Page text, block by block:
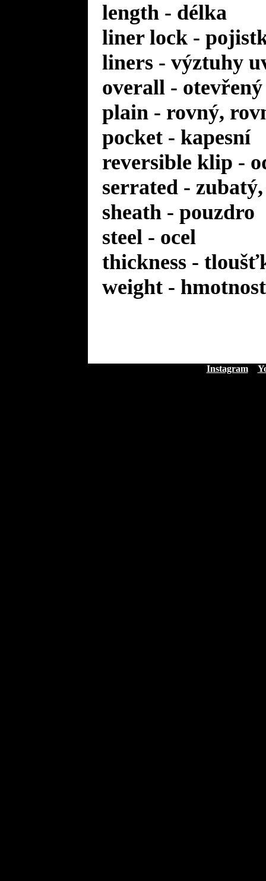
length - délka
liner lock -
liners - výztuhy
overall - otevřený
plain - rovný,
pocket - kapesní
reversible klip -
serrated -
sheath - pouzdro
steel - ocel
thickness -
weight - hmotnost
Instagram